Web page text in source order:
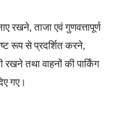
रखने, ताजा एवं गुणवत्तापूर्ण
रूप से प्रदर्शित करने,
तथा वाहनों की पार्किंग
गए।